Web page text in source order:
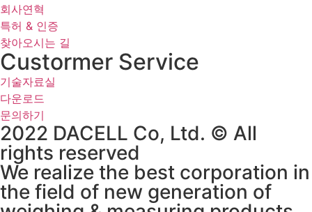
회사연혁
특허 & 인증
찾아오시는 길
Custormer Service
기술자료실
다운로드
문의하기
2022 DACELL Co, Ltd. © All
rights reserved
We realize the best corporation in
the field of new generation of